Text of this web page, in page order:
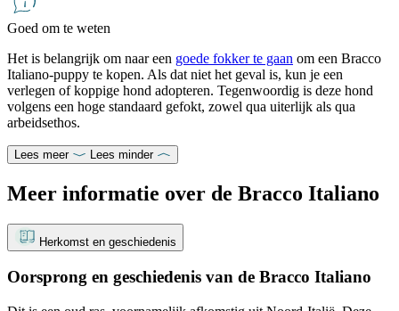
Goed om te weten
Het is belangrijk om naar een goede fokker te gaan om een Bracco
Italiano-puppy te kopen. Als dat niet het geval is, kun je een
verlegen of koppige hond adopteren. Tegenwoordig is deze hond
volgens een hoge standaard gefokt, zowel qua uiterlijk als qua
arbeidsethos.
Lees meer Lees minder
Meer informatie over de Bracco Italiano
Herkomst en geschiedenis
Oorsprong en geschiedenis van de Bracco Italiano